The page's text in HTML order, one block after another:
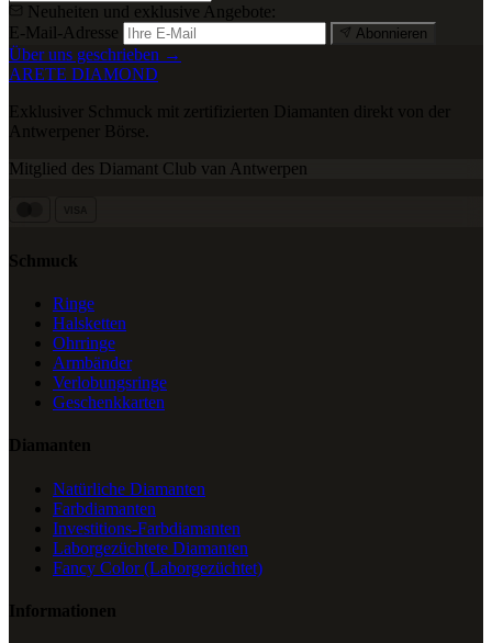
Neuheiten und exklusive Angebote:
E-Mail-Adresse
Abonnieren
Über uns geschrieben →
ARETE DIAMOND
Exklusiver Schmuck mit zertifizierten Diamanten direkt von der
Antwerpener Börse.
Mitglied des Diamant Club van Antwerpen
Schmuck
Ringe
Halsketten
Ohrringe
Armbänder
Verlobungsringe
Geschenkkarten
Diamanten
Natürliche Diamanten
Farbdiamanten
Investitions-Farbdiamanten
Laborgezüchtete Diamanten
Fancy Color (Laborgezüchtet)
Informationen